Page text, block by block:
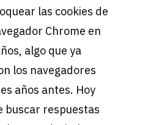
las cookies de
Chrome en
algo que ya
los navegadores
años antes. Hoy
buscar respuestas